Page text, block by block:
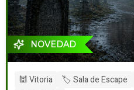
NOVEDAD
🕍 Vitoria 🏷️ Sala de Escape